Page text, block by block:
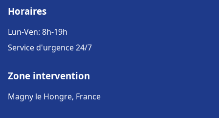
Horaires
Lun-Ven: 8h-19h
Service d'urgence 24/7
Zone intervention
Magny le Hongre, France